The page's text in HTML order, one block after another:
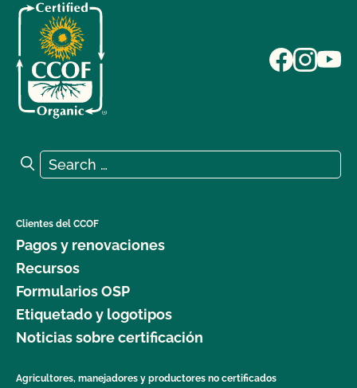
Search for:
Search
Clientes del CCOF
Pagos y renovaciones
Recursos
Formularios OSP
Etiquetado y logotipos
Noticias sobre certificación
Agricultores, manejadores y productores no certificados